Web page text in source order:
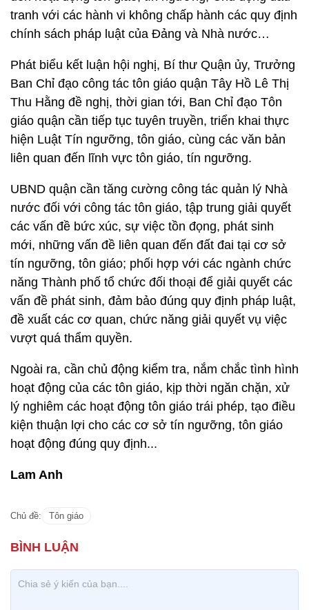
tranh với các hành vi không chấp hành các quy định
chính sách pháp luật của Đảng và Nhà nước…
Phát biểu kết luận hội nghị, Bí thư Quận ủy, Trưởng
Ban Chỉ đạo công tác tôn giáo quận Tây Hồ Lê Thị
Thu Hằng đề nghị, thời gian tới, Ban Chỉ đạo Tôn
giáo quận cần tiếp tục tuyên truyền, triển khai thực
hiện Luật Tín ngưỡng, tôn giáo, cùng các văn bản
liên quan đến lĩnh vực tôn giáo, tín ngưỡng.
UBND quận cần tăng cường công tác quản lý Nhà
nước đối với công tác tôn giáo, tập trung giải quyết
các vấn đề bức xúc, sự việc tồn đọng, phát sinh
mới, những vấn đề liên quan đến đất đai tại cơ sở
tín ngưỡng, tôn giáo; phối hợp với các ngành chức
năng Thành phố tổ chức đối thoại để giải quyết các
vấn đề phát sinh, đảm bảo đúng quy định pháp luật,
đề xuất các cơ quan, chức năng giải quyết vụ việc
vượt quá thẩm quyền.
Ngoài ra, cần chủ động kiểm tra, nắm chắc tình hình
hoạt động của các tôn giáo, kịp thời ngăn chặn, xử
lý nghiêm các hoạt động tôn giáo trái phép, tạo điều
kiện thuận lợi cho các cơ sở tín ngưỡng, tôn giáo
hoạt động đúng quy định...
Lam Anh
Chủ đề: Tôn giáo